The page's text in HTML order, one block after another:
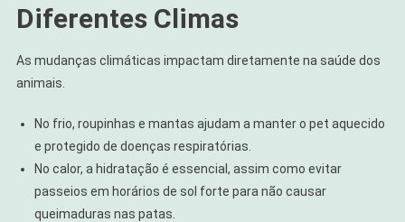
Diferentes Climas
As mudanças climáticas impactam diretamente na saúde dos
animais.
No frio, roupinhas e mantas ajudam a manter o pet aquecido
e protegido de doenças respiratórias.
No calor, a hidratação é essencial, assim como evitar
passeios em horários de sol forte para não causar
queimaduras nas patas.